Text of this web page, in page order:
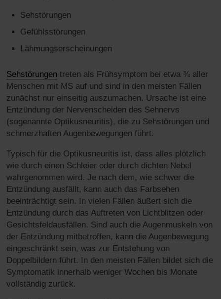
Sehstörungen
Gefühlsstörungen
Lähmungserscheinungen
Sehstörungen treten als Frühsymptom bei etwa ¾ aller
Menschen mit MS auf und sind in den meisten Fällen
zunächst nur einseitig auszumachen. Ursache ist eine
Entzündung der Nervenscheiden des Sehnervs
(sogenannte Optikusneuritis), die zu Sehstörungen und
schmerzhaften Augenbewegungen führt.
Typisch für die Optikusneuritis ist, dass alles plötzlich
wie durch einen Schleier oder durch dichten Nebel
wahrgenommen wird. Je nach dem, wie schwer die
Entzündung ausfällt, kann auch das Farbsehen
beeinträchtigt sein. In vielen Fällen äußert sich die
Entzündung durch das Auftreten von Lichtblitzen oder
Gesichtsfeldausfällen. Sind auch die Augenmuskeln von
der Entzündung mitbetroffen, kann die Augenbewegung
eingeschränkt sein, was zur Entstehung von
Doppelbildern führt. In den meisten Fällen bildet sich die
Symptomatik innerhalb weniger Wochen bis Monate
vollständig zurück.